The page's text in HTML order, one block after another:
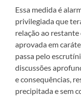
Essa medida é
privilegiada que
relação ao restante
aprovada em
passa pelo
discussões
e consequências,
precipitada e sem